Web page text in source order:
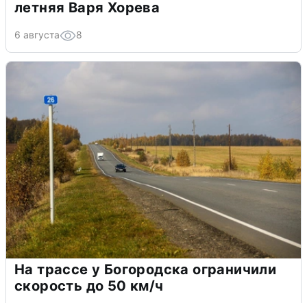
летняя Варя Хорева
6 августа 8
На трассе у Богородска ограничили
скорость до 50 км/ч